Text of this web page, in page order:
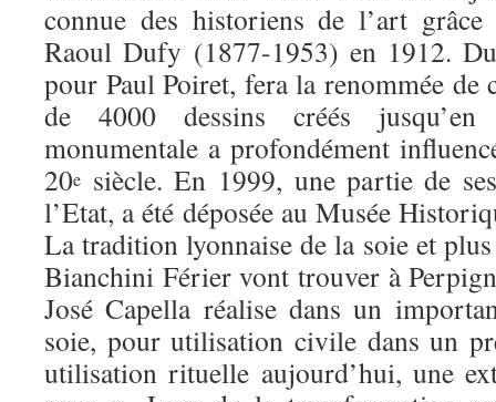
connue des historiens de l’art
Raoul Dufy (1877-1953) en 1912.
pour Paul Poiret, fera la renommée de
de 4000 dessins créés
monumentale a profondément
20e siècle. En 1999, une partie de
l’Etat, a été déposée au Musée
La tradition lyonnaise de la soie et
Bianchini Férier vont trouver à
José Capella réalise dans un
soie, pour utilisation civile dans un
utilisation rituelle aujourd’hui, une